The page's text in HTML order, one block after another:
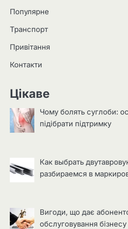
Популярне
Транспорт
Привітання
Контакти
Цікаве
Чому болять суглоби:
підібрати підтримку
Как выбрать
разбираемся в
Вигоди, що дає
обслуговування бізнесу